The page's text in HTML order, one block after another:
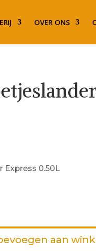
OVER ONS
Express 0.50L
aan